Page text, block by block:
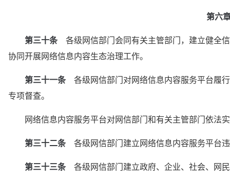
第六
第三十条 各级网信部门会同有关主管部门，建立健全
协同开展网络信息内容生态治理工作。
第三十一条 各级网信部门对网络信息内容服务平台履
专项督查。
网络信息内容服务平台对网信部门和有关主管部门依法实
第三十二条 各级网信部门建立网络信息内容服务平台
第三十三条 各级网信部门建立政府、企业、社会、网